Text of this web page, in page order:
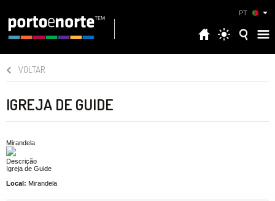
PT
VOLTAR
IGREJA DE GUIDE
Mirandela
Descrição
Igreja de Guide
Local: Mirandela